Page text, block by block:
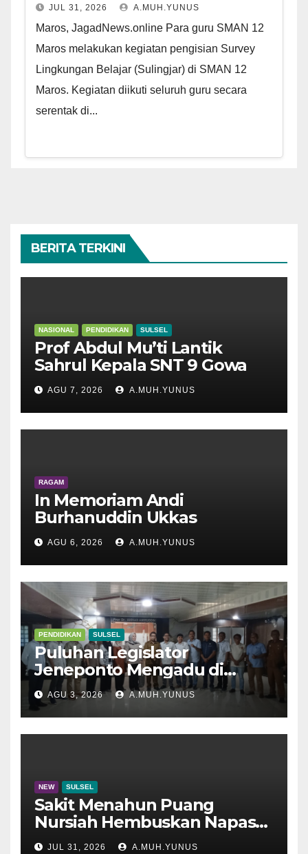
JUL 31, 2026 A.MUH.YUNUS
Maros, JagadNews.online Para guru SMAN 12
Maros melakukan kegiatan pengisian Survey
Lingkungan Belajar (Sulingjar) di SMAN 12
Maros. Kegiatan diikuti seluruh guru secara
serentak di...
BERITA TERKINI
NASIONAL PENDIDIKAN SULSEL
Prof Abdul Mu’ti Lantik
Sahrul Kepala SNT 9 Gowa
AGU 7, 2026 A.MUH.YUNUS
RAGAM
In Memoriam Andi
Burhanuddin Ukkas
AGU 6, 2026 A.MUH.YUNUS
PENDIDIKAN SULSEL
Puluhan Legislator
Jeneponto Mengadu di
Disdik Sulsel
AGU 3, 2026 A.MUH.YUNUS
NEW SULSEL
Sakit Menahun Puang
Nursiah Hembuskan Napas
Terakhir
JUL 31, 2026 A.MUH.YUNUS